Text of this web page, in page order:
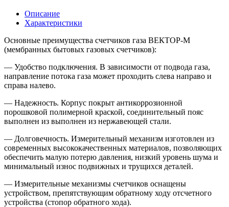
Описание
Характеристики
Основные преимущества счетчиков газа ВЕКТОР-М
(мембранных бытовых газовых счетчиков):
— Удобство подключения. В зависимости от подвода газа,
направление потока газа может проходить слева направо и
справа налево.
— Надежность. Корпус покрыт антикоррозионной
порошковой полимерной краской, соединительный пояс
выполнен из выполнен из нержавеющей стали.
— Долговечность. Измерительный механизм изготовлен из
современных высококачественных материалов, позволяющих
обеспечить малую потерю давления, низкий уровень шума и
минимальный износ подвижных и трущихся деталей.
— Измерительные механизмы счетчиков оснащены
устройством, препятствующим обратному ходу отсчетного
устройства (стопор обратного хода).